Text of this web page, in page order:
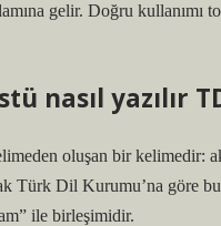
gelir. Doğru kullanımı
nasıl yazılır
oluşan bir kelimedir:
Türk Dil Kurumu’na göre
ile birleşimidir.